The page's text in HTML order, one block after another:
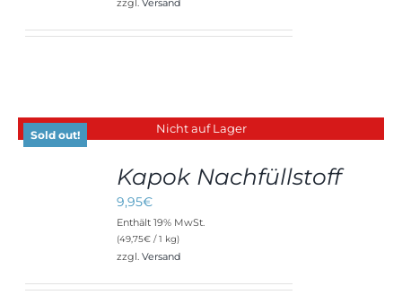
zzgl.Versand
Nicht auf Lager
Sold out!
Kapok Nachfüllstoff
9,95€
Enthält 19% MwSt.
(49,75€ / 1 kg)
zzgl.Versand